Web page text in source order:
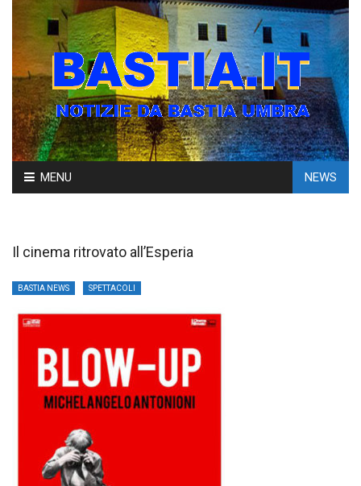
Skip
to
MENU NEWS
Il cinema ritrovato all’Esperia
BASTIA NEWS SPETTACOLI